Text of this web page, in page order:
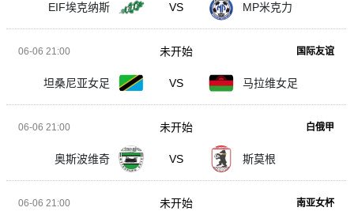
EIF埃克纳斯 VS MP米克力
06-06 21:00 国际友谊
坦桑尼亚女足 VS 马拉维女足
未开始
06-06 21:00 白俄甲
奥斯波维奇 VS 斯莫根
未开始
06-06 21:00 南亚女杯
未开始